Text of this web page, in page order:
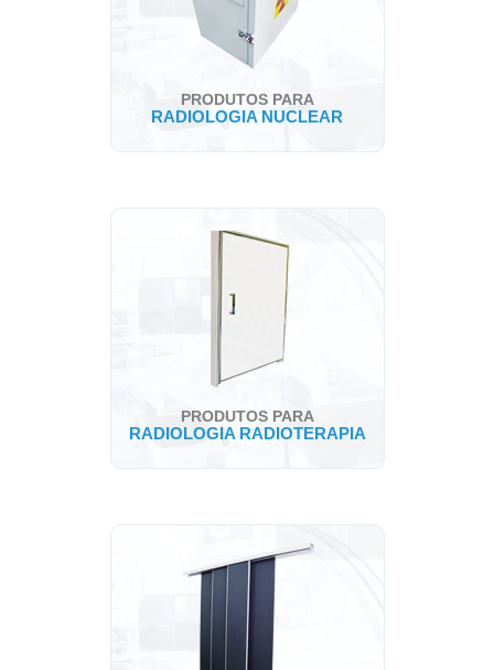
PRODUTOS PARA
RADIOLOGIA NUCLEAR
PRODUTOS PARA
RADIOLOGIA RADIOTERAPIA